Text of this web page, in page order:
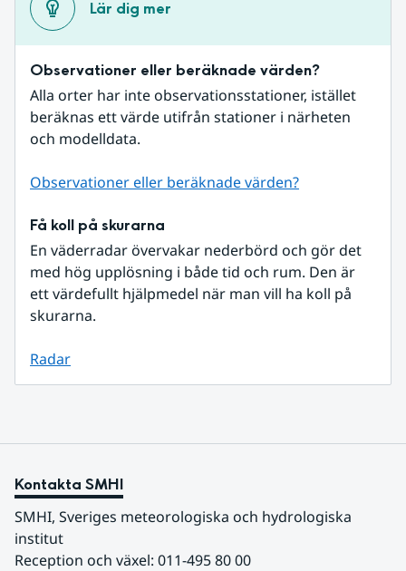
Lär dig mer
Observationer eller beräknade värden?
Alla orter har inte observationsstationer, istället
beräknas ett värde utifrån stationer i närheten
och modelldata.
Observationer eller beräknade värden?
Få koll på skurarna
En väderradar övervakar nederbörd och gör det
med hög upplösning i både tid och rum. Den är
ett värdefullt hjälpmedel när man vill ha koll på
skurarna.
Radar
Kontakta SMHI
SMHI, Sveriges meteorologiska och hydrologiska
institut
Reception och växel: 011-495 80 00